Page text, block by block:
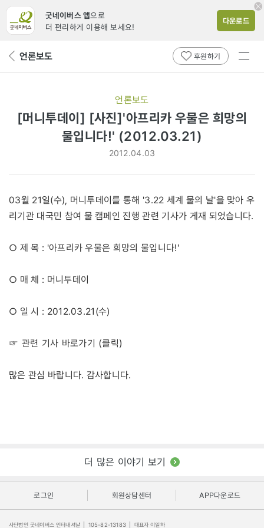
굿네이버스 앱으로
더 편리하게 이용해 보세요!
다운로드
뒤 언론보도 후원하기
전체
언론보도
[머니투데이] [사진]'아프리카 우물은 희망의
물입니다!' (2012.03.21)
2012.04.03
03월 21일(수), 머니투데이를 통해 '3.22 세계 물의 날'을 맞아 우
리기관 대국민 참여 물 캠페인 진행 관련 기사가 게재 되었습니다.
○ 제 목 : '아프리카 우물은 희망의 물입니다!'
○ 매 체 : 머니투데이
○ 일 시 : 2012.03.21(수)
☞ 관련 기사 바로가기 (클릭)
많은 관심 바랍니다. 감사합니다.
더 많은 이야기 보기
로그인 회원상담센터 APP다운로드
사단법인 굿네이버스 인터내셔날 105-82-13183 대표자 이일하